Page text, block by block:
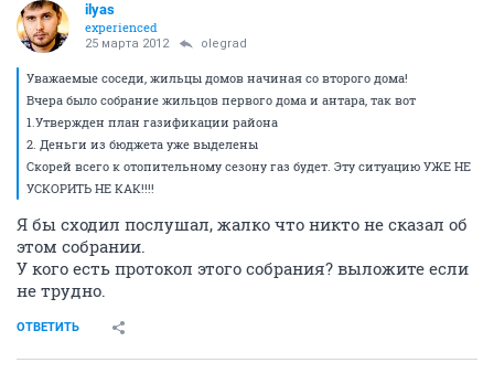
ilyas
experienced
25 марта 2012 olegrad
Уважаемые соседи, жильцы домов начиная со второго дома!
Вчера было собрание жильцов первого дома и антара, так вот
1.Утвержден план газификации района
2. Деньги из бюджета уже выделены
Скорей всего к отопительному сезону газ будет. Эту ситуацию УЖЕ НЕ
УСКОРИТЬ НЕ КАК!!!!
Я бы сходил послушал, жалко что никто не сказал об
этом собрании.
У кого есть протокол этого собрания? выложите если
не трудно.
ОТВЕТИТЬ